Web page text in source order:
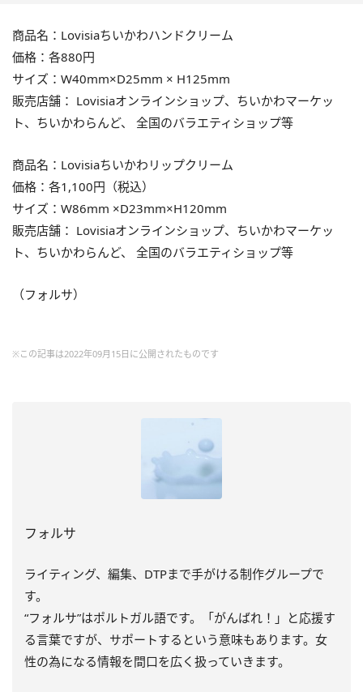
商品名：Lovisiaちいかわハンドクリーム
価格：各880円
サイズ：W40mm×D25mm × H125mm
販売店舗： Lovisiaオンラインショップ、ちいかわマーケッ
ト、ちいかわらんど、 全国のバラエティショップ等
商品名：Lovisiaちいかわリップクリーム
価格：各1,100円（税込）
サイズ：W86mm ×D23mm×H120mm
販売店舗： Lovisiaオンラインショップ、ちいかわマーケッ
ト、ちいかわらんど、 全国のバラエティショップ等
（フォルサ）
※この記事は2022年09月15日に公開されたものです
フォルサ
ライティング、編集、DTPまで手がける制作グループで
す。
“フォルサ”はポルトガル語です。「がんばれ！」と応援す
る言葉ですが、サポートするという意味もあります。女
性の為になる情報を間口を広く扱っていきます。